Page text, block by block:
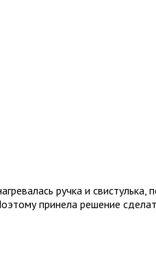
ручка и
принела решение